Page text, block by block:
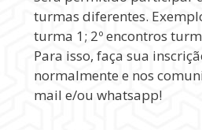
turmas diferentes.
turma 1; 2º encontros
Para isso, faça sua
normalmente e nos
mail e/ou whatsapp!